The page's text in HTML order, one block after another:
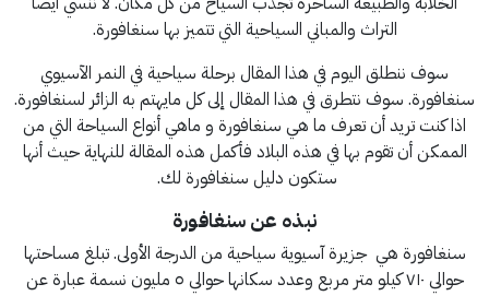
التراث والمباني السياحية التي تتميز بها سنغافورة.
سوف ننطلق اليوم في هذا المقال برحلة سياحية في النمر الآسيوي
سنغافورة. سوف نتطرق في هذا المقال إلى كل مايهتم به الزائر لسنغافورة.
اذا كنت تريد أن تعرف ما هي سنغافورة و ماهي أنواع السياحة التي من
الممكن أن تقوم بها في هذه البلاد فأكمل هذه المقالة للنهاية حيث أنها
ستكون دليل سنغافورة لك.
نبذه عن سنغافورة
سنغافورة هي جزيرة آسيوية سياحية من الدرجة الأولى. تبلغ مساحتها
حوالي ٧١٠ كيلو متر مربع وعدد سكانها حوالي ٥ مليون نسمة عبارة عن